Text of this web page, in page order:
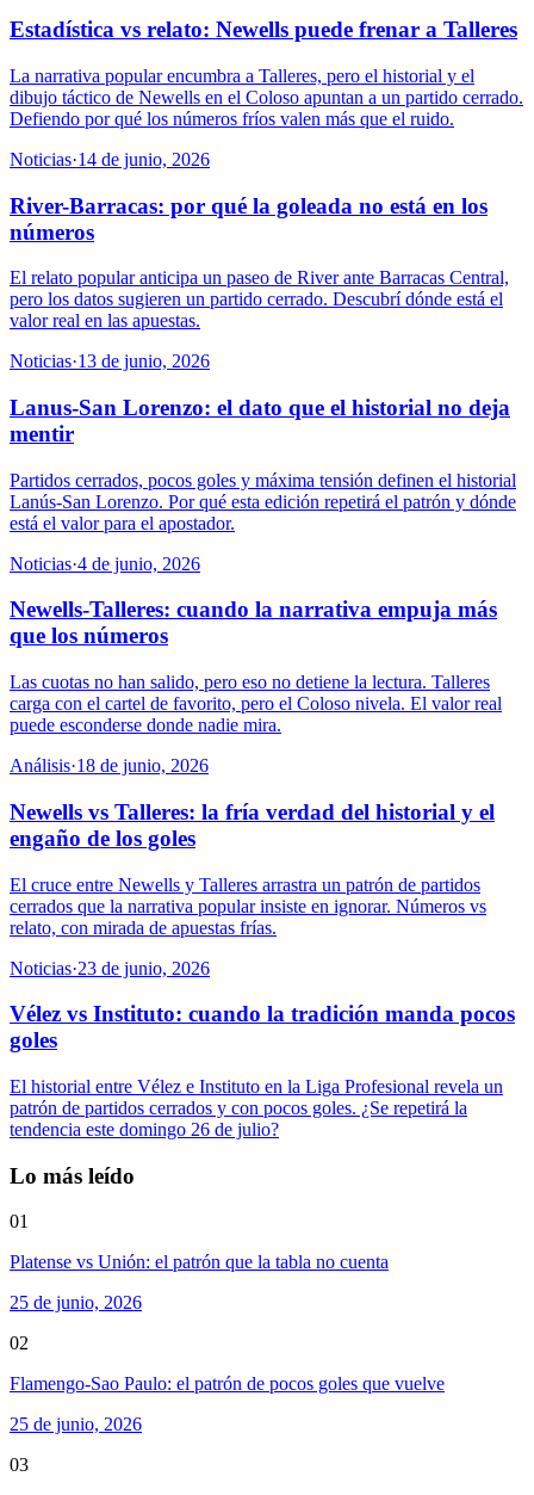
Estadística vs relato: Newells puede frenar a Talleres
La narrativa popular encumbra a Talleres, pero el historial y el
dibujo táctico de Newells en el Coloso apuntan a un partido cerrado.
Defiendo por qué los números fríos valen más que el ruido.
Noticias·14 de junio, 2026
River-Barracas: por qué la goleada no está en los
números
El relato popular anticipa un paseo de River ante Barracas Central,
pero los datos sugieren un partido cerrado. Descubrí dónde está el
valor real en las apuestas.
Noticias·13 de junio, 2026
Lanus-San Lorenzo: el dato que el historial no deja
mentir
Partidos cerrados, pocos goles y máxima tensión definen el historial
Lanús-San Lorenzo. Por qué esta edición repetirá el patrón y dónde
está el valor para el apostador.
Noticias·4 de junio, 2026
Newells-Talleres: cuando la narrativa empuja más
que los números
Las cuotas no han salido, pero eso no detiene la lectura. Talleres
carga con el cartel de favorito, pero el Coloso nivela. El valor real
puede esconderse donde nadie mira.
Análisis·18 de junio, 2026
Newells vs Talleres: la fría verdad del historial y el
engaño de los goles
El cruce entre Newells y Talleres arrastra un patrón de partidos
cerrados que la narrativa popular insiste en ignorar. Números vs
relato, con mirada de apuestas frías.
Noticias·23 de junio, 2026
Vélez vs Instituto: cuando la tradición manda pocos
goles
El historial entre Vélez e Instituto en la Liga Profesional revela un
patrón de partidos cerrados y con pocos goles. ¿Se repetirá la
tendencia este domingo 26 de julio?
Lo más leído
01
Platense vs Unión: el patrón que la tabla no cuenta
25 de junio, 2026
02
Flamengo-Sao Paulo: el patrón de pocos goles que vuelve
25 de junio, 2026
03